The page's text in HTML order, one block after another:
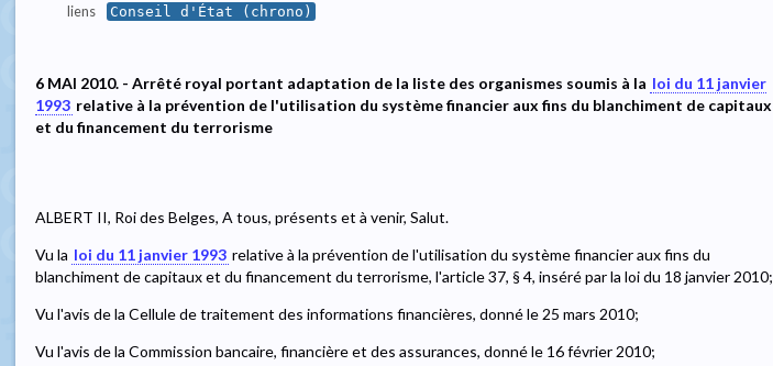
liens Conseil d'État (chrono)
6 MAI 2010. - Arrêté royal portant adaptation de la liste des organismes soumis à la loi du 11 janvier
1993 relative à la prévention de l'utilisation du système financier aux fins du blanchiment de capitaux
et du financement du terrorisme
ALBERT II, Roi des Belges, A tous, présents et à venir, Salut.
Vu la loi du 11 janvier 1993 relative à la prévention de l'utilisation du système financier aux fins du
blanchiment de capitaux et du financement du terrorisme, l'article 37, § 4, inséré par la loi du 18 janvier 2010;
Vu l'avis de la Cellule de traitement des informations financières, donné le 25 mars 2010;
Vu l'avis de la Commission bancaire, financière et des assurances, donné le 16 février 2010;